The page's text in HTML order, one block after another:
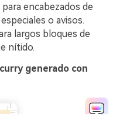
encabezados de
o avisos.
largos bloques de
nítido.
generado con